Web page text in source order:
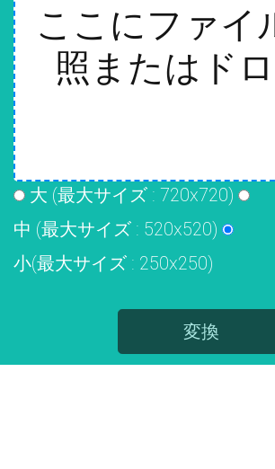
ここにファイ
照またはド
大 (最大サイズ : 720x720)
中 (最大サイズ : 520x520)
小(最大サイズ : 250x250)
変換